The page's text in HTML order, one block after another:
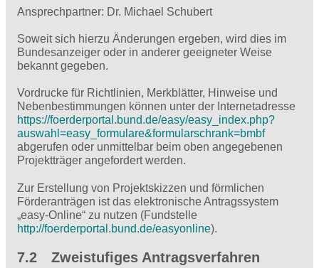
Ansprechpartner: Dr. Michael Schubert
Soweit sich hierzu Änderungen ergeben, wird dies im
Bundesanzeiger oder in anderer geeigneter Weise
bekannt gegeben.
Vordrucke für Richtlinien, Merkblätter, Hinweise und
Nebenbestimmungen können unter der Internetadresse
https://foerderportal.bund.de/easy/easy_index.php?
auswahl=easy_formulare&formularschrank=bmbf
abgerufen oder unmittelbar beim oben angegebenen
Projektträger angefordert werden.
Zur Erstellung von Projektskizzen und förmlichen
Förderanträgen ist das elektronische Antragssystem
„easy-Online“ zu nutzen (Fundstelle
http://foerderportal.bund.de/easyonline).
7.2 Zweistufiges Antragsverfahren